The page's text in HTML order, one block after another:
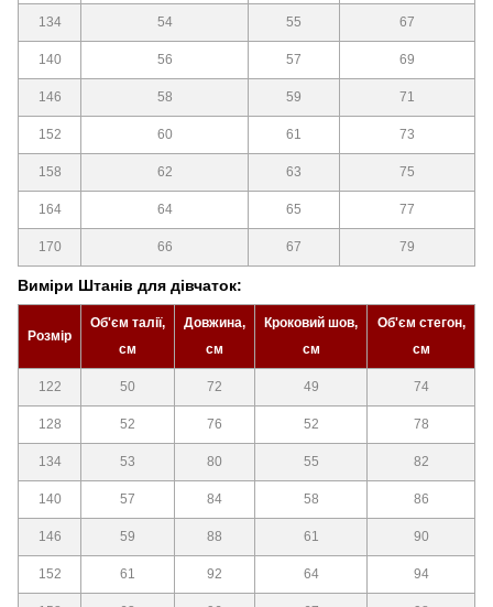
134 54 55 67
140 56 57 69
146 58 59 71
152 60 61 73
158 62 63 75
164 64 65 77
170 66 67 79
Виміри Штанів для дівчаток:
Розмір
Об'єм талії,
см
Довжина,
см
Кроковий шов,
см
Об'єм стегон,
см
122 50 72 49 74
128 52 76 52 78
134 53 80 55 82
140 57 84 58 86
146 59 88 61 90
152 61 92 64 94